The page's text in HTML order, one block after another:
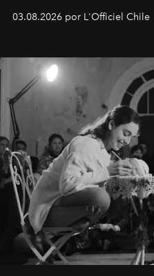
Disponible en Chile desde
03.08.2026 por L'Officiel Chile